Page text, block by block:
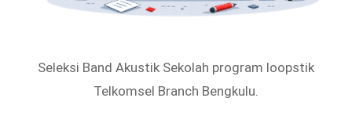
Seleksi Band Akustik Sekolah program loopstik
Telkomsel Branch Bengkulu.